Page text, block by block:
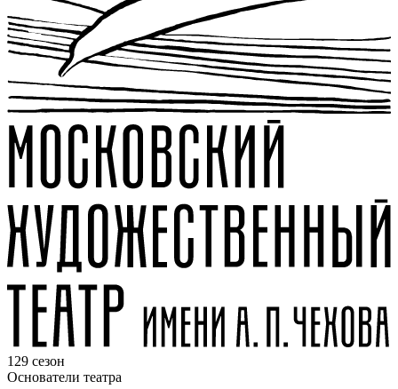
129 сезон
Основатели театра